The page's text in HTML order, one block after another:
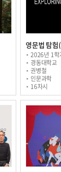
영문법 탐
2026년 1학
경동대학교
권병철
인문과학
16차시